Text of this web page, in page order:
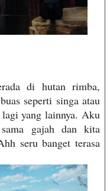
di hutan rimba,
seperti singa atau
yang lainnya. Aku
gajah dan kita
seru banget terasa